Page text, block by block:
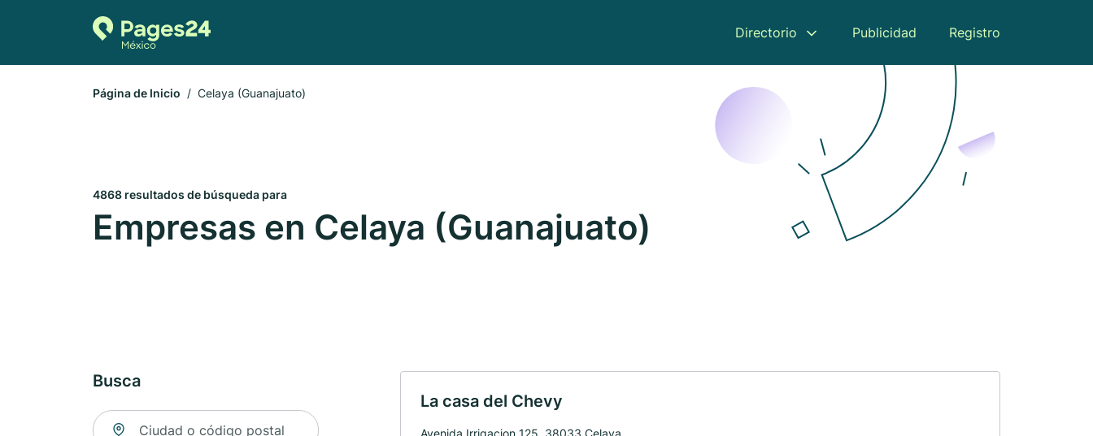
Directorio Publicidad Registro
Página de Inicio Celaya (Guanajuato)
4868 resultados de búsqueda para
Empresas en Celaya (Guanajuato)
Busca
Buscar ubicación
La casa del Chevy
Avenida Irrigacion 125, 38033 Celaya